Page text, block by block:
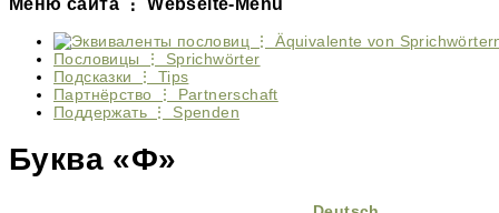
Пословицы ⋮ Sprichwörter
Подсказки ⋮ Tips
Партнёрство ⋮ Partnerschaft
Поддержать ⋮ Spenden
Буква «Ф»